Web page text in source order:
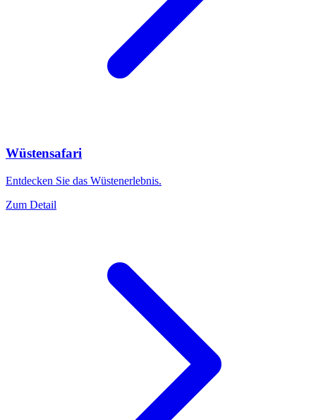
Wüstensafari
Entdecken Sie das Wüstenerlebnis.
Zum Detail